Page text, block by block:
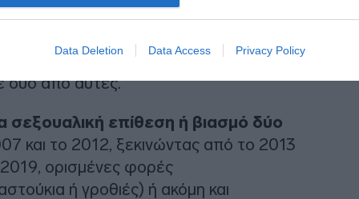
Data Deletion Data Access Privacy Policy
αγχωμένες, ευάλωτες…. Περνούν τον
, είπε στο Γαλλικό Πρακτορείο
δύο από αυτές.
σεξουαλική επίθεση ή βιασμό δύο
και το 2012, ξεκινώντας από το 2013
2019, ορισμένες φορές
ή γροθιές) ή ακόμη και